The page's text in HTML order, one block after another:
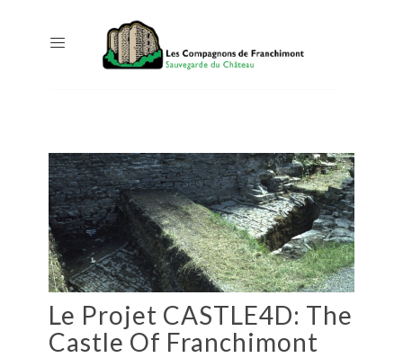
Le Projet CASTLE4D: The
Castle Of Franchimont